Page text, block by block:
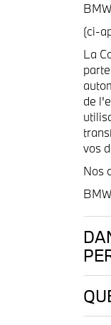
(ci-
La
de
vos
Nos